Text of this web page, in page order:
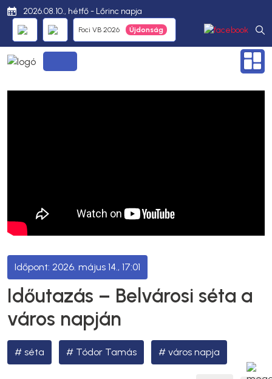
2026.08.10., hétfő - Lőrinc napja
Foci VB 2026
2026. május 14., 17:01
Időutazás – Belvárosi séta a
város napján
séta Tódor Tamás város napja